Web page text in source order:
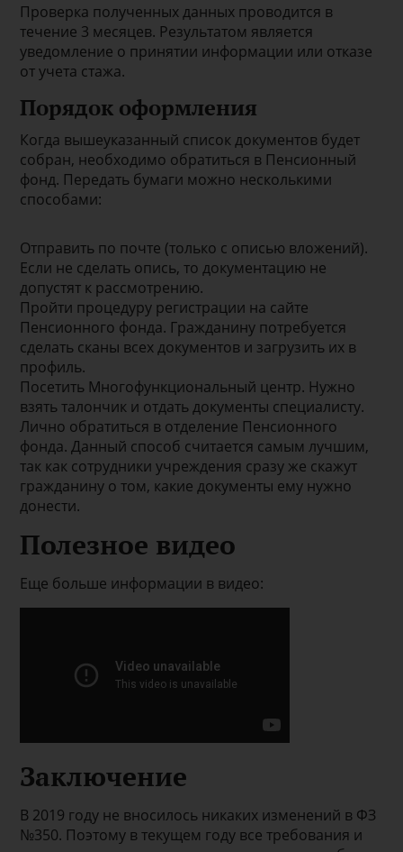
Проверка полученных данных проводится в
течение 3 месяцев. Результатом является
уведомление о принятии информации или отказе
от учета стажа.
Порядок оформления
Когда вышеуказанный список документов будет
собран, необходимо обратиться в Пенсионный
фонд. Передать бумаги можно несколькими
способами:
Отправить по почте (только с описью вложений).
Если не сделать опись, то документацию не
допустят к рассмотрению.
Пройти процедуру регистрации на сайте
Пенсионного фонда. Гражданину потребуется
сделать сканы всех документов и загрузить их в
профиль.
Посетить Многофункциональный центр. Нужно
взять талончик и отдать документы специалисту.
Лично обратиться в отделение Пенсионного
фонда. Данный способ считается самым лучшим,
так как сотрудники учреждения сразу же скажут
гражданину о том, какие документы ему нужно
донести.
Полезное видео
Еще больше информации в видео:
Заключение
В 2019 году не вносилось никаких изменений в ФЗ
№350. Поэтому в текущем году все требования и